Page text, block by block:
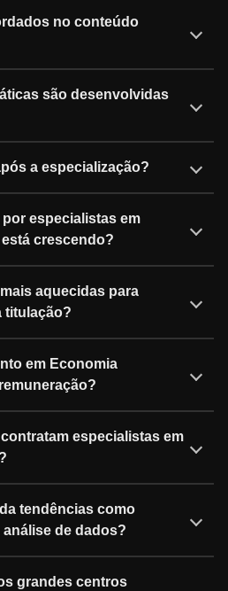
no conteúdo
são desenvolvidas
a especialização?
por especialistas em
crescendo?
aquecidas para
titulação?
em Economia
especialistas em
tendências como
de dados?
grandes centros